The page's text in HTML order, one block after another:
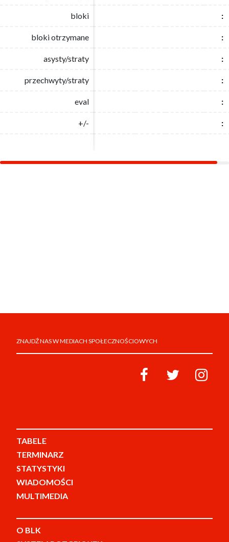
bloki :
bloki otrzymane :
asysty/straty :
przechwyty/straty :
eval :
+/- :
bloki :
bloki otrzymane :
asysty/straty :
przechwyty/straty :
eval :
+/- :
ZNAJDŹ NAS W MEDIACH SPOŁECZNOŚCIOWYCH
TABELE
TERMINARZ
STATYSTYKI
WIADOMOŚCI
MULTIMEDIA
O BLK